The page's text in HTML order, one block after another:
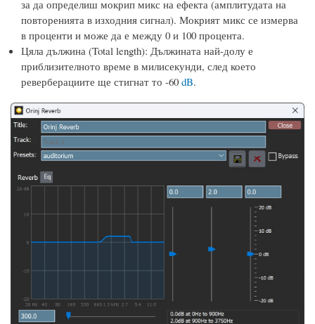
за да определиш мокрип микс на ефекта (амплитудата на
повторенията в изходния сигнал). Мокрият микс се измерва
в проценти и може да е между 0 и 100 процента.
Цяла дължина (Total length): Дължината най-долу е
приблизителното време в милисекунди, след което
реверберациите ще стигнат то -60 dB.